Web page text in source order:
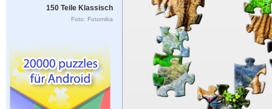
150 Teile Klassisch
Foto: Fotomika